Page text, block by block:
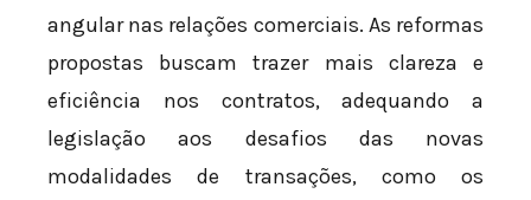
angular nas relações comerciais. As reformas
propostas buscam trazer mais clareza e
eficiência nos contratos, adequando a
legislação aos desafios das novas
modalidades de transações, como os